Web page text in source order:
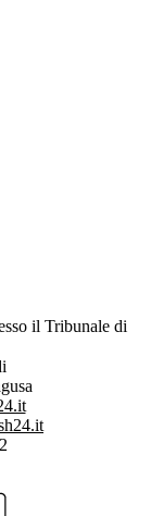
il Tribunale di